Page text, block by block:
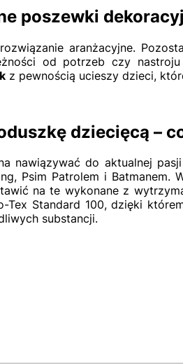
poszewki
aranżacyjne.
od potrzeb czy
z pewnością ucieszy dzieci,
dziecięcą –
nawiązywać do aktualnej
Psim Patrolem i Batmanem.
na te wykonane z
Tex Standard 100, dzięki
substancji.